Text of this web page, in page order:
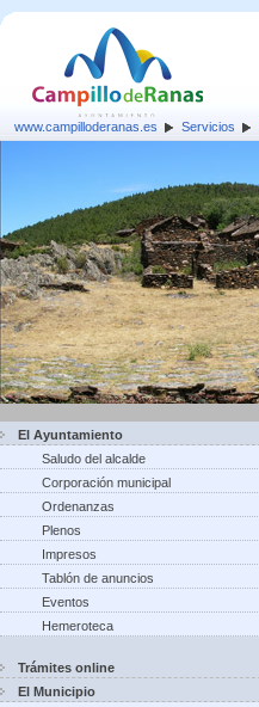
www.campilloderanas.es Servicios
El Ayuntamiento
Saludo del alcalde
Corporación municipal
Ordenanzas
Plenos
Impresos
Tablón de anuncios
Eventos
Hemeroteca
Trámites online
El Municipio